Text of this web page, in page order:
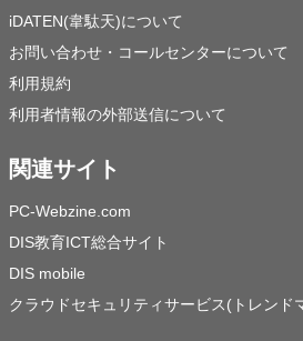
iDATEN(韋駄天)について
お問い合わせ・コールセンターについて
利用規約
利用者情報の外部送信について
関連サイト
PC-Webzine.com
DIS教育ICT総合サイト
DIS mobile
クラウドセキュリティサービス(トレンド